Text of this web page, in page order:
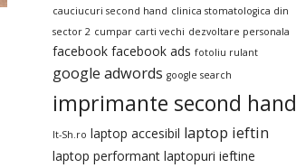
cauciucuri second hand clinica stomatologica din
sector 2 cumpar carti vechi dezvoltare personala
facebook facebook ads fotoliu rulant
google adwords google search
imprimante second hand
It-Sh.ro laptop accesibil laptop ieftin
laptop performant laptopuri ieftine